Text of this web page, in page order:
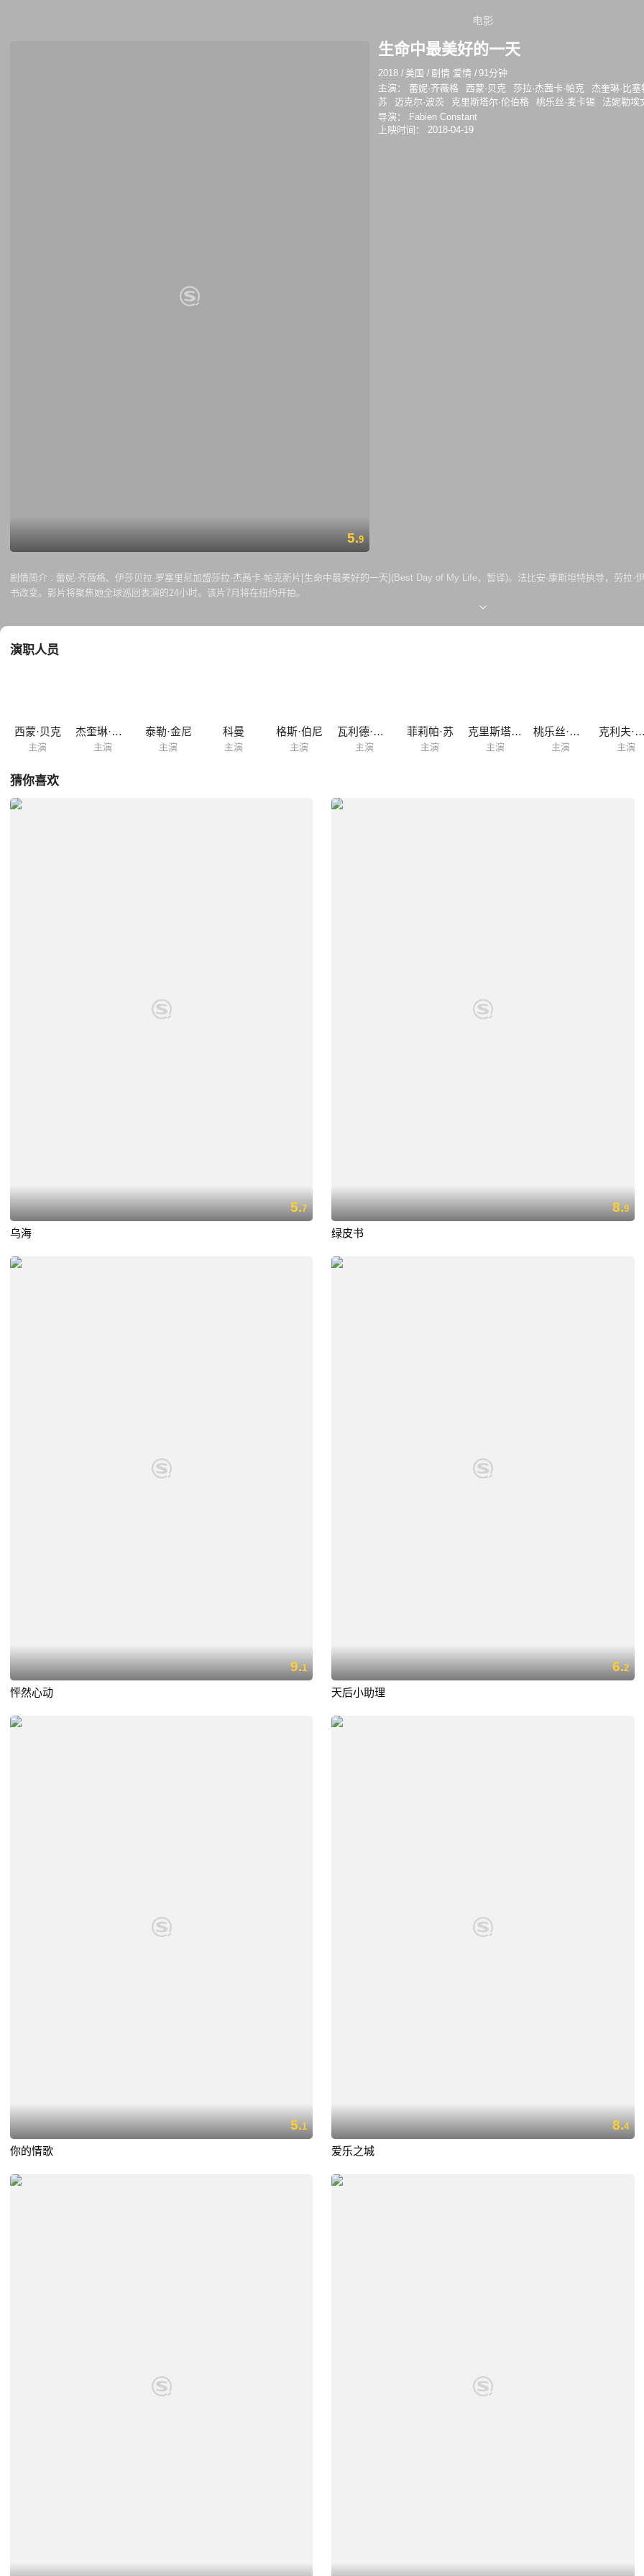
电影
5.9
生命中最美好的一天
2018 / 美国 /剧情 爱情 /91分钟
主演：
蕾妮·齐薇格 西蒙·贝克 莎拉·杰茜卡·帕克
杰奎琳·比塞
苏
迈克尔·波茨 克里斯塔尔·伦伯格 桃乐丝·麦卡锡
法妮勒埃
导演：
Fabien Constant
上映时间：
2018-04-19
剧情简介 : 蕾妮·齐薇格、伊莎贝拉·罗塞里尼加盟莎拉·杰茜卡·帕克新片[生命中最美好的一天](Best Day of My Life，暂译)。法比安·康斯坦特执导，劳拉
书改变。影片将聚焦她全球巡回表演的24小时。该片7月将在纽约开拍。
演职人员
西蒙·贝克
主演
杰奎琳·比塞特
主演
泰勒·金尼
主演
科曼
主演
格斯·伯尼
主演
瓦利德·祖伊特
主演
菲莉帕·苏
主演
克里斯塔尔·伦伯格
主演
桃乐丝·麦卡锡
主演
克利夫·
主演
猜你喜欢
5.7
乌海
8.9
绿皮书
9.1
怦然心动
6.2
天后小助理
5.1
你的情歌
8.4
爱乐之城